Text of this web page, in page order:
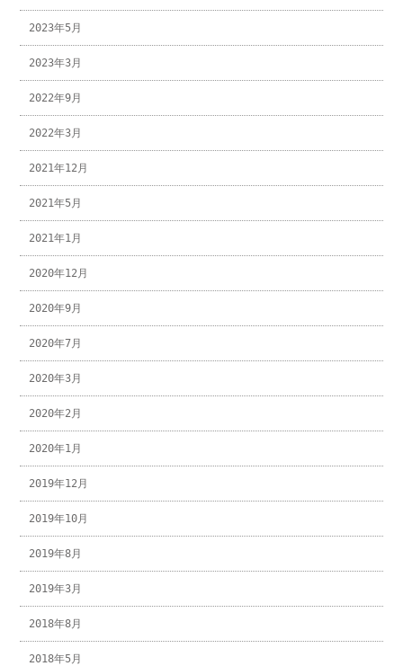
2023年5月
2023年3月
2022年9月
2022年3月
2021年12月
2021年5月
2021年1月
2020年12月
2020年9月
2020年7月
2020年3月
2020年2月
2020年1月
2019年12月
2019年10月
2019年8月
2019年3月
2018年8月
2018年5月